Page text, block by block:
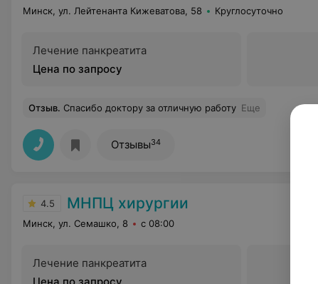
Минск, ул. Лейтенанта Кижеватова, 58 Круглосуточно
Лечение панкреатита
Цена по запросу
Отзыв. Спасибо доктору за отличную работу Еще
Отзывы34
4.5 МНПЦ хирургии
Минск, ул. Семашко, 8 с 08:00
Лечение панкреатита